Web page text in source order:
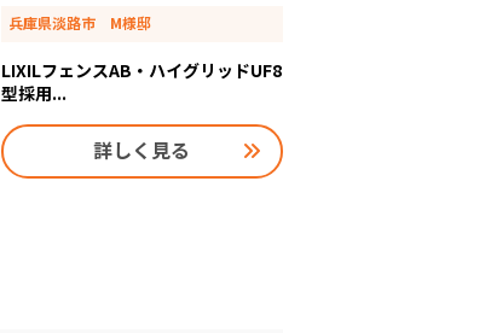
兵庫県淡路市 M様邸
LIXILフェンスAB・ハイグリッドUF8
型採用...
詳しく見る